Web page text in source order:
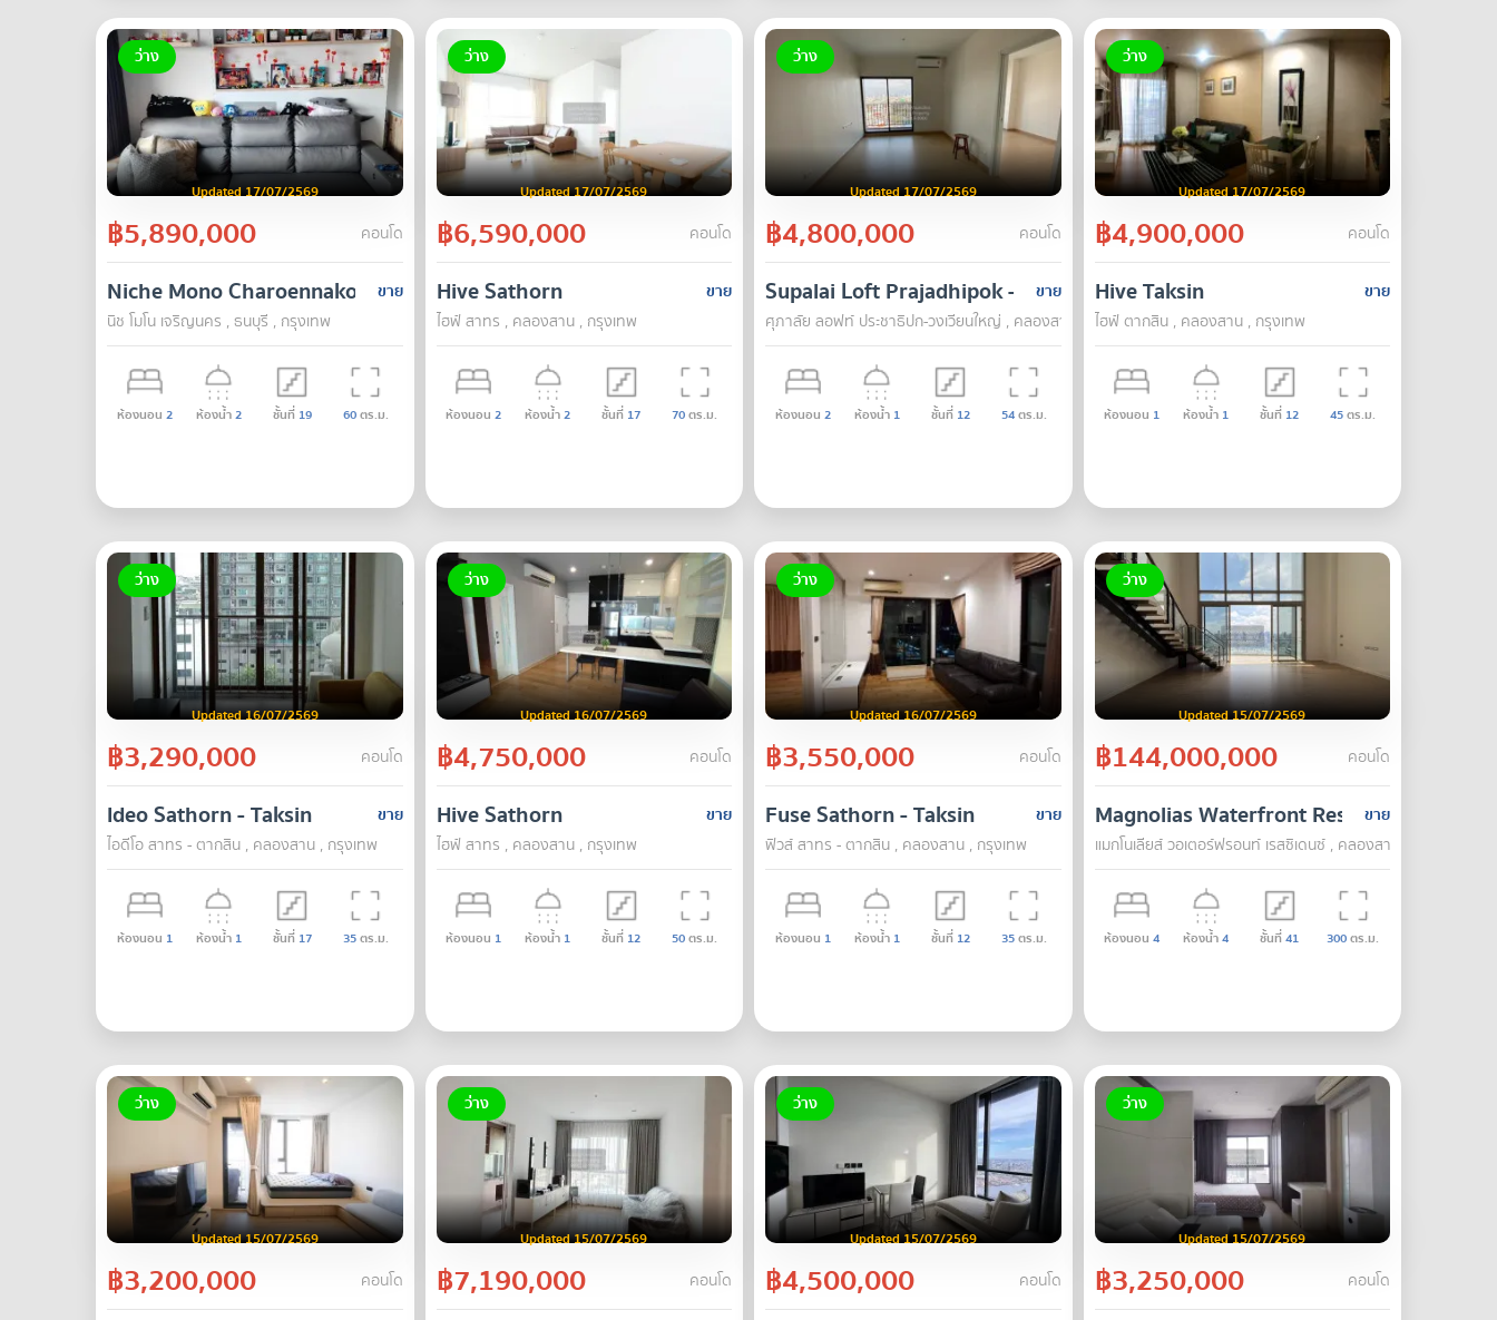
ว่าง
Updated 17/07/2569
฿5,890,000 คอนโด
ขาย
Niche Mono Charoennakorn
นิช โมโน เจริญนคร , ธนบุรี , กรุงเทพ
ห้องนอน 2 ห้องน้ำ2 ชั้นที่ 19 60ตร.ม.
ว่าง
Updated 17/07/2569
฿6,590,000 คอนโด
ขาย
Hive Sathorn
ไฮฟ์ สาทร , คลองสาน , กรุงเทพ
ห้องนอน 2 ห้องน้ำ2 ชั้นที่ 17 70ตร.ม.
ว่าง
Updated 17/07/2569
฿4,800,000 คอนโด
ขาย
Supalai Loft Prajadhipok - Wongwian Yai
ศุภาลัย ลอฟท์ ประชาธิปก-วงเวียนใหญ่ , คลองสาน , กรุงเทพ
ห้องนอน 2 ห้องน้ำ 1 ชั้นที่ 12 54ตร.ม.
ว่าง
Updated 17/07/2569
฿4,900,000 คอนโด
ขาย
Hive Taksin
ไฮฟ์ ตากสิน , คลองสาน , กรุงเทพ
ห้องนอน 1 ห้องน้ำ 1 ชั้นที่ 12 45ตร.ม.
ว่าง
Updated 16/07/2569
฿3,290,000 คอนโด
ขาย
Ideo Sathorn - Taksin
ไอดีโอ สาทร - ตากสิน , คลองสาน , กรุงเทพ
ห้องนอน 1 ห้องน้ำ 1 ชั้นที่ 17 35ตร.ม.
ว่าง
Updated 16/07/2569
฿4,750,000 คอนโด
ขาย
Hive Sathorn
ไฮฟ์ สาทร , คลองสาน , กรุงเทพ
ห้องนอน 1 ห้องน้ำ 1 ชั้นที่ 12 50ตร.ม.
ว่าง
Updated 16/07/2569
฿3,550,000 คอนโด
ขาย
Fuse Sathorn - Taksin
ฟิวส์ สาทร - ตากสิน , คลองสาน , กรุงเทพ
ห้องนอน 1 ห้องน้ำ 1 ชั้นที่ 12 35ตร.ม.
ว่าง
Updated 15/07/2569
฿144,000,000 คอนโด
ขาย
Magnolias Waterfront Residences
แมกโนเลียส์ วอเตอร์ฟรอนท์ เรสซิเดนซ์ , คลองสาน , กรุงเทพ
ห้องนอน 4 ห้องน้ำ4 ชั้นที่41 300ตร.ม.
ว่าง
Updated 15/07/2569
฿3,200,000 คอนโด
ว่าง
Updated 15/07/2569
฿7,190,000 คอนโด
ว่าง
Updated 15/07/2569
฿4,500,000 คอนโด
ว่าง
Updated 15/07/2569
฿3,250,000 คอนโด